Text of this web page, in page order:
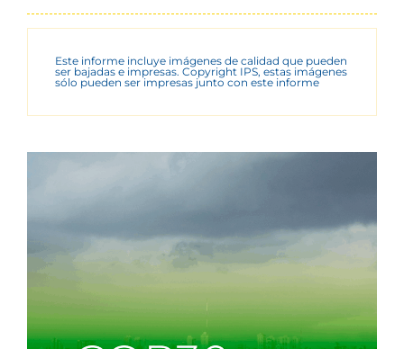
Este informe incluye imágenes de calidad que pueden
ser bajadas e impresas. Copyright IPS, estas imágenes
sólo pueden ser impresas junto con este informe